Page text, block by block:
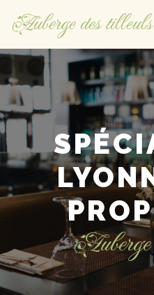
Auberge des tilleuls
SPÉCIALITÉS